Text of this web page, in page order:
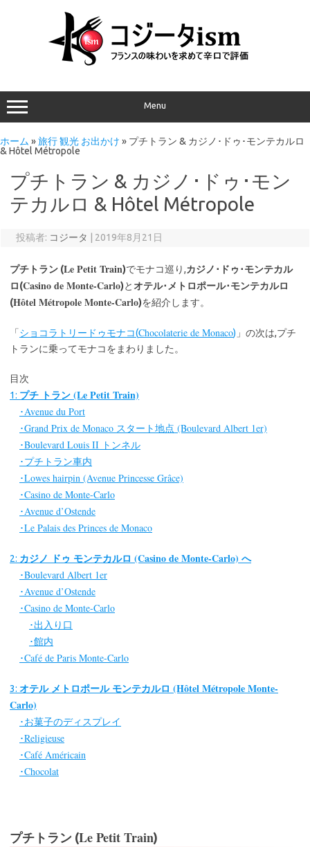
Menu
ホーム »旅行 観光 お出かけ » プチトラン & カジノ･ドゥ･モンテカルロ
& Hôtel Métropole
プチトラン & カジノ･ドゥ･モン
テカルロ & Hôtel Métropole
投稿者: コジータ 2019年8月21日
プチトラン (Le Petit Train)でモナコ巡り,カジノ･ドゥ･モンテカル
ロ(Casino de Monte-Carlo)とオテル･メトロポール･モンテカルロ
(Hôtel Métropole Monte-Carlo)を紹介します。
「ショコラトリードゥモナコ(Chocolaterie de Monaco) 」の次は,プチ
トランに乗ってモナコをまわりました。
目次
1: プチ トラン (Le Petit Train)
･Avenue du Port
･Grand Prix de Monaco スタート地点 (Boulevard Albert 1er)
･Boulevard Louis II トンネル
･プチトラン車内
･Lowes hairpin (Avenue Princesse Grâce)
･Casino de Monte-Carlo
･Avenue d’Ostende
･Le Palais des Princes de Monaco
2: カジノ ドゥ モンテカルロ (Casino de Monte-Carlo) へ
･Boulevard Albert 1er
･Avenue d’Ostende
･Casino de Monte-Carlo
･出入り口
･館内
･Café de Paris Monte-Carlo
3: オテル メトロポール モンテカルロ (Hôtel Métropole Monte-
Carlo)
･お菓子のディスプレイ
･Religieuse
･Café Américain
･Chocolat
プチトラン (Le Petit Train)